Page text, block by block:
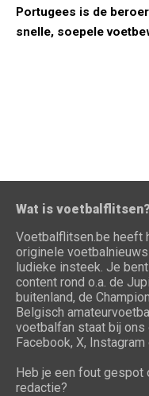
Portugees is de
snelle, soepele
Wat is voetbalflitsen?
Voetbalflitsen.be heeft
originele
ludieke insteek. Je
content rond o.a. de
buitenland, de
Belgisch
voetbalfan staat bij ons
Facebook, X, Instagram
Heb je een fout gespot
redactie?